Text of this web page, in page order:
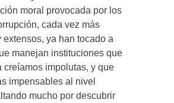
moral provocada por los
cada vez más
extensos, ya han tocado a
manejan instituciones que
creíamos impolutas, y que
impensables al nivel
mucho por descubrir